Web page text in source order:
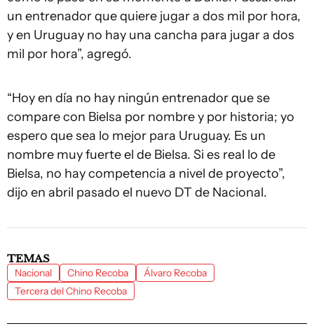
un entrenador que quiere jugar a dos mil por hora,
y en Uruguay no hay una cancha para jugar a dos
mil por hora”, agregó.
“Hoy en día no hay ningún entrenador que se
compare con Bielsa por nombre y por historia; yo
espero que sea lo mejor para Uruguay. Es un
nombre muy fuerte el de Bielsa. Si es real lo de
Bielsa, no hay competencia a nivel de proyecto”,
dijo en abril pasado el nuevo DT de Nacional.
TEMAS
Nacional Chino Recoba
Álvaro Recoba
Tercera del Chino Recoba